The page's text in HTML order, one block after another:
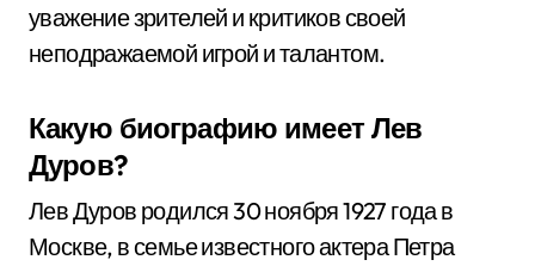
уважение зрителей и критиков своей
неподражаемой игрой и талантом.
Какую биографию имеет Лев
Дуров?
Лев Дуров родился 30 ноября 1927 года в
Москве, в семье известного актера Петра